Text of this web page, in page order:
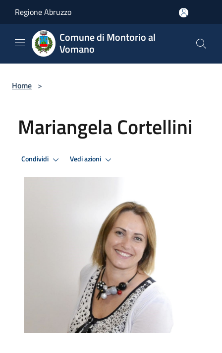
Regione Abruzzo
Comune di Montorio al
Vomano
Home >
Mariangela Cortellini
Condividi Vedi azioni